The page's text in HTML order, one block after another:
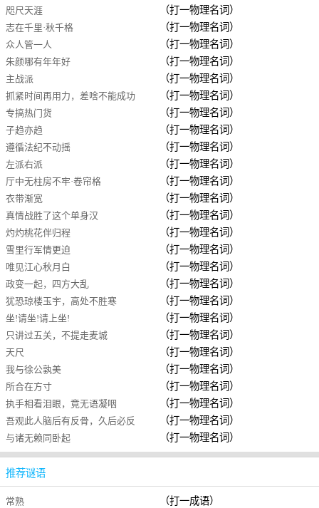
咫尺天涯 （打一物理名词）
志在千里·秋千格 （打一物理名词）
众人管一人 （打一物理名词）
朱颜哪有年年好 （打一物理名词）
主战派 （打一物理名词）
抓紧时间再用力，差啥不能成功 （打一物理名词）
专搞热门货 （打一物理名词）
子趋亦趋 （打一物理名词）
遵循法纪不动摇 （打一物理名词）
左派右派 （打一物理名词）
厅中无柱房不牢·卷帘格 （打一物理名词）
衣带渐宽 （打一物理名词）
真情战胜了这个单身汉 （打一物理名词）
灼灼桃花伴归程 （打一物理名词）
雪里行军情更迫 （打一物理名词）
唯见江心秋月白 （打一物理名词）
政变一起，四方大乱 （打一物理名词）
犹恐琼楼玉宇，高处不胜寒 （打一物理名词）
坐!请坐!请上坐! （打一物理名词）
只讲过五关，不提走麦城 （打一物理名词）
天尺 （打一物理名词）
我与徐公孰美 （打一物理名词）
所合在方寸 （打一物理名词）
执手相看泪眼，竟无语凝咽 （打一物理名词）
吾观此人脑后有反骨，久后必反 （打一物理名词）
与诸无赖同卧起 （打一物理名词）
推荐谜语
常熟 （打一成语）